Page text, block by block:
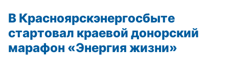
В Красноярскэнергосбыте
стартовал краевой донорский
марафон «Энергия жизни»